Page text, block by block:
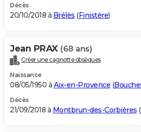
Décès
20/10/2018 à Brélès (Finistère)
Jean PRAX (68 ans)
Créer une cagnotte obsèques
Naissance
08/05/1950 à Aix-en-Provence (
Décès
21/09/2018 à Montbrun-des-Corbières (